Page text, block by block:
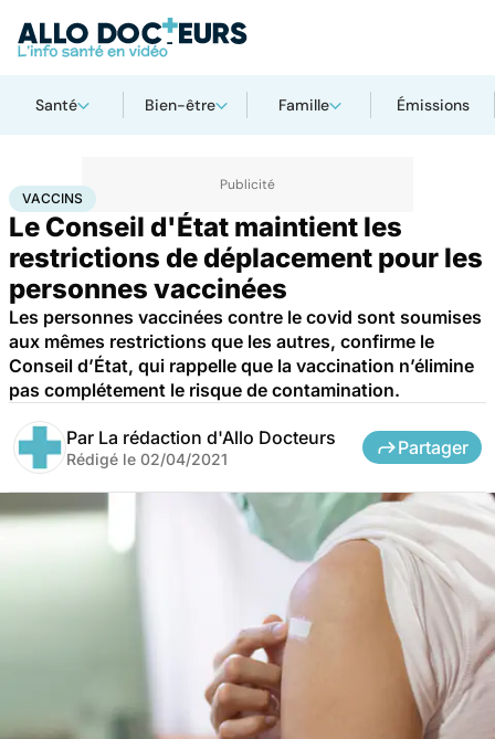
Santé Bien-être Famille Émissions
AccueilSanté Vaccins
VACCINS
Le Conseil d'État maintient les
restrictions de déplacement pour les
personnes vaccinées
Les personnes vaccinées contre le covid sont soumises
aux mêmes restrictions que les autres, confirme le
Conseil d’État, qui rappelle que la vaccination n’élimine
pas complétement le risque de contamination.
Par La rédaction d'Allo Docteurs
Rédigé le 02/04/2021
Partager